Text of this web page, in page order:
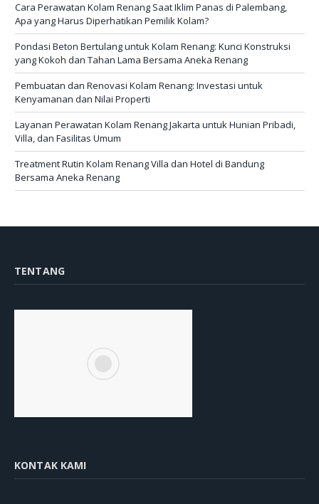
Cara Perawatan Kolam Renang Saat Iklim Panas di Palembang,
Apa yang Harus Diperhatikan Pemilik Kolam?
Pondasi Beton Bertulang untuk Kolam Renang: Kunci Konstruksi
yang Kokoh dan Tahan Lama Bersama Aneka Renang
Pembuatan dan Renovasi Kolam Renang: Investasi untuk
Kenyamanan dan Nilai Properti
Layanan Perawatan Kolam Renang Jakarta untuk Hunian Pribadi,
Villa, dan Fasilitas Umum
Treatment Rutin Kolam Renang Villa dan Hotel di Bandung
Bersama Aneka Renang
TENTANG
KONTAK KAMI